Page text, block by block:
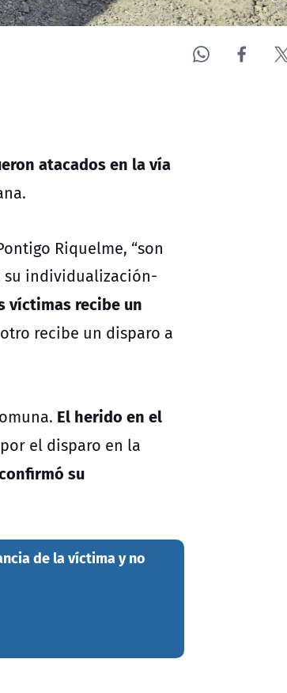
atacados en la vía
Riquelme, “son
su individualización-
víctimas recibe un
recibe un disparo a
El herido en el
el disparo en la
su
de la víctima y no